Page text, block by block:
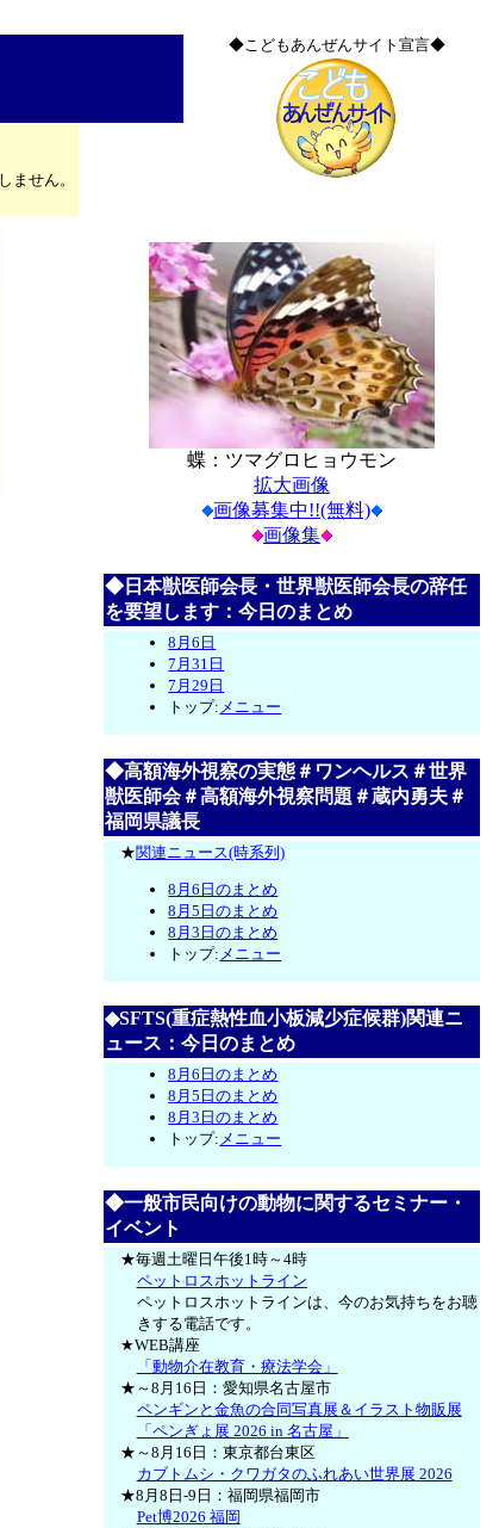
ません。
◆こどもあんぜんサイト宣言◆
蝶：ツマグロヒョウモン
拡大画像
画像募集中!!(無料)
画像集
◆日本獣医師会長・世界獣医師会長の辞任
を要望します：今日のまとめ
8月6日
7月31日
7月29日
トップ: メニュー
◆高額海外視察の実態＃ワンヘルス＃世界
獣医師会＃高額海外視察問題＃蔵内勇夫＃
福岡県議長
★関連ニュース(時系列)
8月6日のまとめ
8月5日のまとめ
8月3日のまとめ
トップ: メニュー
◆SFTS(重症熱性血小板減少症候群)関連ニ
ュース：今日のまとめ
8月6日のまとめ
8月5日のまとめ
8月3日のまとめ
トップ: メニュー
◆一般市民向けの動物に関するセミナー・
イベント
★毎週土曜日午後1時～4時
ペットロスホットライン
ペットロスホットラインは、今のお気持ちをお聴
きする電話です。
★WEB講座
「動物介在教育・療法学会」
★～8月16日：愛知県名古屋市
ペンギンと金魚の合同写真展＆イラスト物販展
「ペンぎょ展 2026 in 名古屋」
★～8月16日：東京都台東区
カブトムシ・クワガタのふれあい世界展 2026
★8月8日-9日：福岡県福岡市
Pet博2026 福岡